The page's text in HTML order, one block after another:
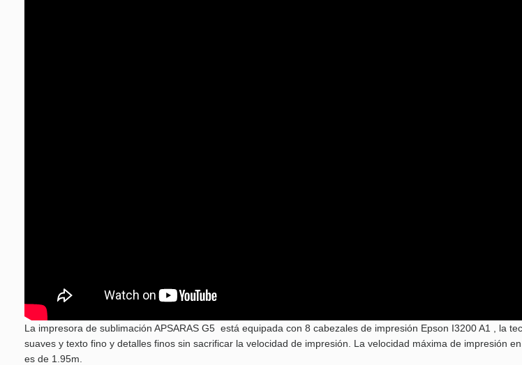
La impresora de sublimación APSARAS G5 está equipada con 8 cabezales de impresión Epson I3200 A1 , la
suaves y texto fino y detalles finos sin sacrificar la velocidad de impresión. La velocidad máxima de impresión
es de 1.95m.